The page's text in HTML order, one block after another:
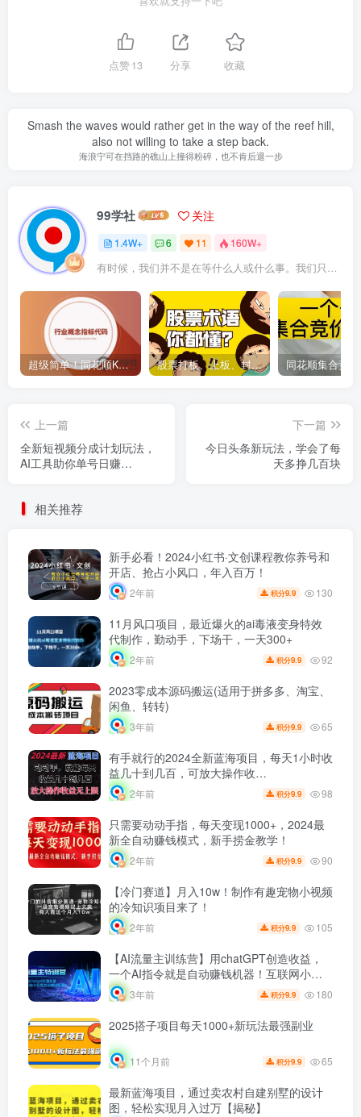
点赞13 分享 收藏
Smash the waves would rather get in the way of the reef hill,
also not willing to take a step back.
海浪宁可在挡路的礁山上撞得粉碎，也不肯后退一步
99学社 关注
1.4W+ 6 11 160W+
有时候，我们并不是在等什么人或什么事。我们只是在静待岁月改变自己
超级简单！同花顺K线界面显示行业概念指标代码图解 股票打板、上板、封板、翘板、炸板是什么意思？炒股你必须懂的暗语！
上一篇
全新短视频分成计划玩法，
AI工具助你单号日赚
下一篇
今日头条新玩法，学会了每
天多挣几百块
相关推荐
新手必看！2024小红书·文创课程教你养号和
开店、抢占小风口，年入百万！
2年前 积分9.9 130
11月风口项目，最近爆火的ai毒液变身特效
代制作，勤动手，下场干，一天300+
2年前 积分9.9 92
2023零成本源码搬运(适用于拼多多、淘宝、
闲鱼、转转)
3年前 积分9.9 65
有手就行的2024全新蓝海项目，每天1小时收
益几十到几百，可放大操作收…
2年前 积分9.9 98
只需要动动手指，每天变现1000+，2024最
新全自动赚钱模式，新手捞金教学！
2年前 积分9.9 90
【冷门赛道】月入10w！制作有趣宠物小视频
的冷知识项目来了！
2年前 积分9.9 105
【AI流量主训练营】用chatGPT创造收益，
一个AI指令就是自动赚钱机器！互联网小白
也能快速拿到结果，无实操不分享！
3年前 积分9.9 180
2025搭子项目每天1000+新玩法最强副业
11个月前 积分9.9 65
最新蓝海项目，通过卖农村自建别墅的设计
图，轻松实现月入过万【揭秘】